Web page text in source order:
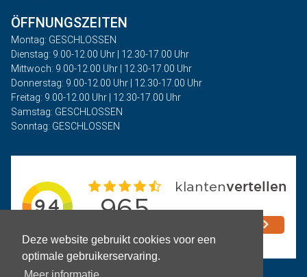
Deze website gebruikt cookies voor een
optimale gebruikerservaring.
ÖFFNUNGSZEITEN
Montag: GESCHLOSSEN
Dienstag: 9.00-12.00 Uhr | 12.30-17.00 Uhr
Mittwoch: 9.00-12.00 Uhr | 12.30-17.00 Uhr
Donnerstag: 9.00-12.00 Uhr | 12.30-17.00 Uhr
Freitag: 9.00-12.00 Uhr | 12.30-17.00 Uhr
Samstag: GESCHLOSSEN
Sonntag: GESCHLOSSEN